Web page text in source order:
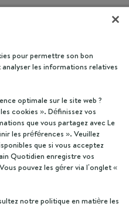
Apply now
pour permettre son bon
les informations relatives
optimale sur le site web ?
cookies ». Définissez vos
que vous partagez avec Le
les préférences ». Veuillez
que si vous acceptez
Quotidien enregistre vos
pouvez les gérer via l’onglet «
notre politique en matière les